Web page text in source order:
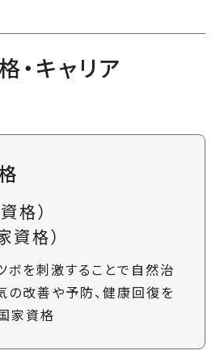
・キャリア
格）
資格）
ボを刺激することで自然治
の改善や予防、健康回復を
家資格